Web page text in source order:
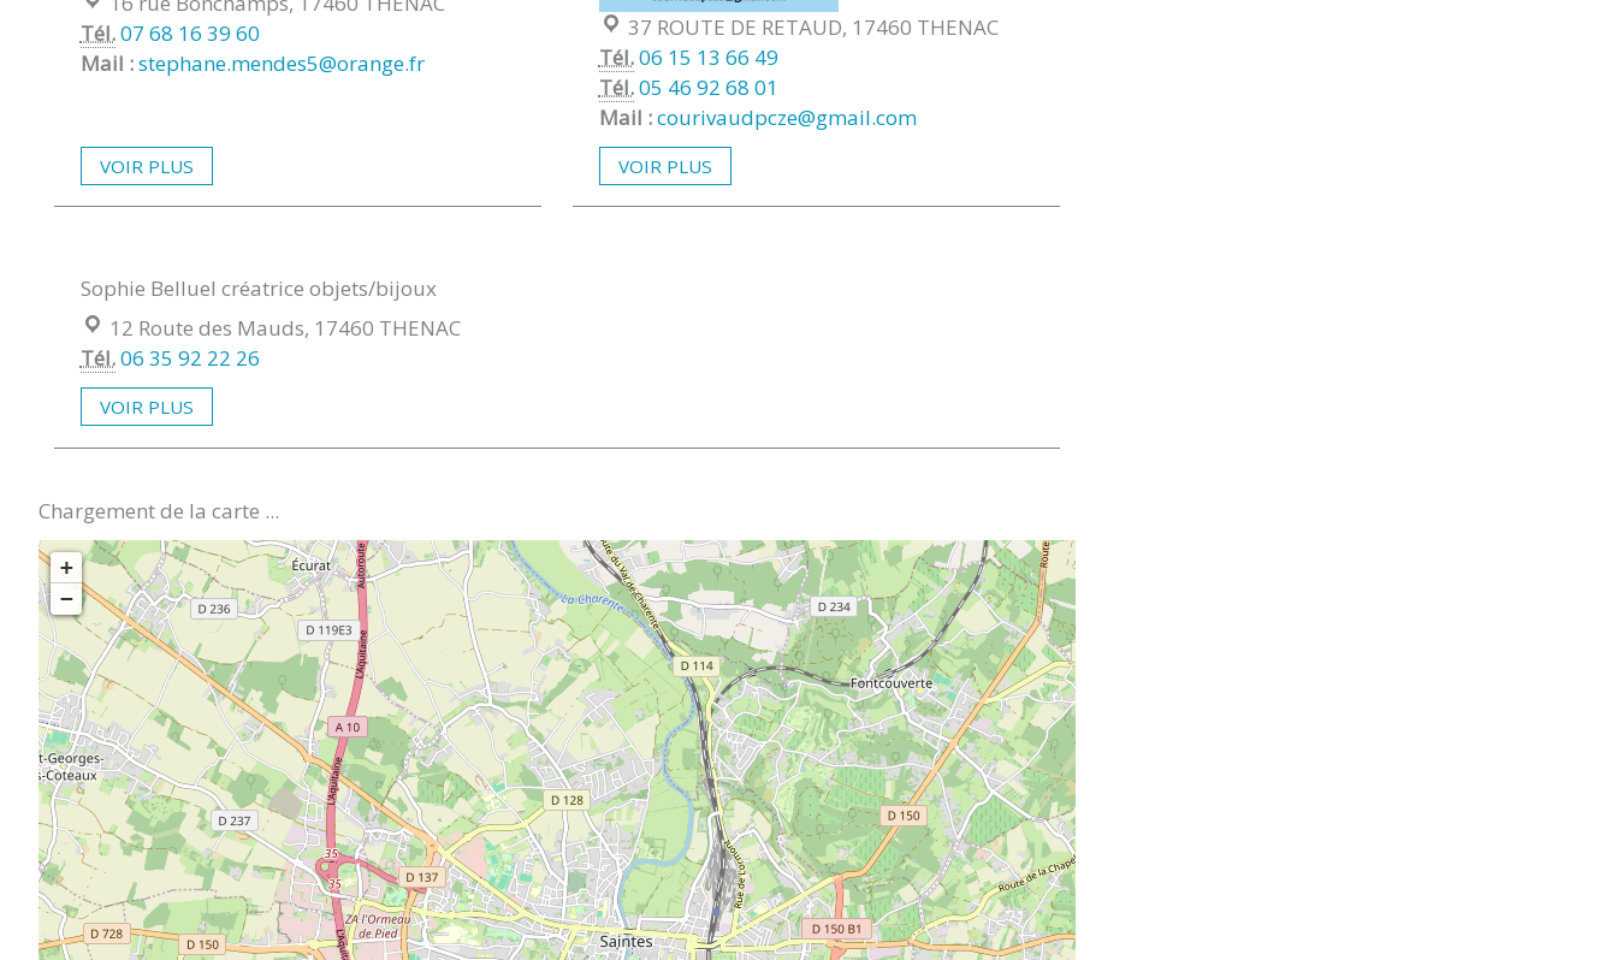
Tél.07 68 16 39 60
Mail :stephane.mendes5@orange.fr
VOIR PLUS
Localisation :
37 ROUTE DE RETAUD, 17460 THENAC
Tél.06 15 13 66 49
Tél.05 46 92 68 01
Mail :courivaudpcze@gmail.com
VOIR PLUS
Sophie Belluel créatrice objets/bijoux
Localisation :
12 Route des Mauds, 17460 THENAC
Tél.06 35 92 22 26
VOIR PLUS
Chargement de la carte ...
+
−